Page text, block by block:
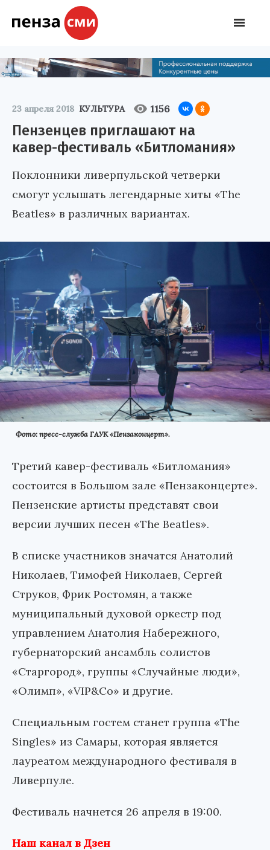
23 апреля 2018 КУЛЬТУРА 1156
Пензенцев приглашают на
кавер-фестиваль «Битломания»
Поклонники ливерпульской четверки
смогут услышать легендарные хиты «The
Beatles» в различных вариантах.
Фото: пресс-служба ГАУК «Пензаконцерт».
Третий кавер-фестиваль «Битломания»
состоится в Большом зале «Пензаконцерте».
Пензенские артисты представят свои
версии лучших песен «The Beatles».
В списке участников значатся Анатолий
Николаев, Тимофей Николаев, Сергей
Струков, Фрик Ростомян, а также
муниципальный духовой оркестр под
управлением Анатолия Набережного,
губернаторский ансамбль солистов
«Старгород», группы «Случайные люди»,
«Олимп», «VIP&Co» и другие.
Специальным гостем станет группа «The
Singles» из Самары, которая является
лауреатом международного фестиваля в
Ливерпуле.
Фестиваль начнется 26 апреля в 19:00.
Наш канал в Дзен